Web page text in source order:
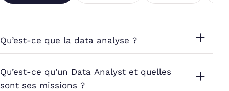
Qu’est-ce que la data analyse ?
Qu’est-ce qu’un Data Analyst et quelles
sont ses missions ?